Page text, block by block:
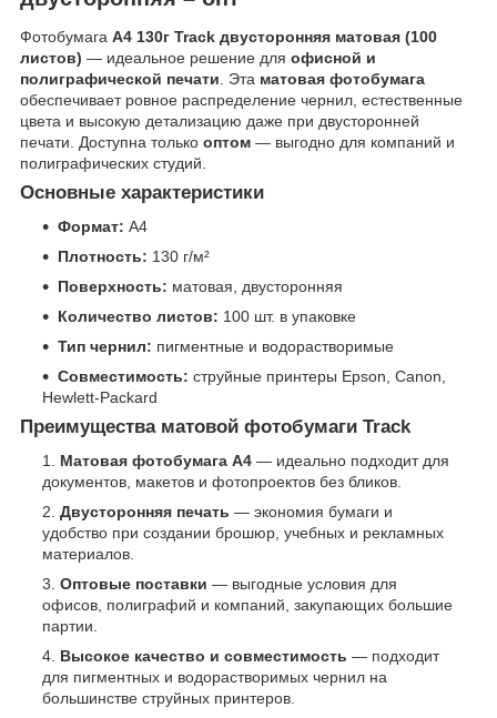
Фотобумага A4 130г Track двусторонняя матовая (100
листов) — идеальное решение для офисной и
полиграфической печати. Эта матовая фотобумага
обеспечивает ровное распределение чернил, естественные
цвета и высокую детализацию даже при двусторонней
печати. Доступна только оптом — выгодно для компаний и
полиграфических студий.
Основные характеристики
Формат: A4
Плотность: 130 г/м²
Поверхность: матовая, двусторонняя
Количество листов: 100 шт. в упаковке
Тип чернил: пигментные и водорастворимые
Совместимость: струйные принтеры Epson, Canon,
Hewlett-Packard
Преимущества матовой фотобумаги Track
Матовая фотобумага A4 — идеально подходит для
документов, макетов и фотопроектов без бликов.
Двусторонняя печать — экономия бумаги и
удобство при создании брошюр, учебных и рекламных
материалов.
Оптовые поставки — выгодные условия для
офисов, полиграфий и компаний, закупающих большие
партии.
Высокое качество и совместимость — подходит
для пигментных и водорастворимых чернил на
большинстве струйных принтеров.